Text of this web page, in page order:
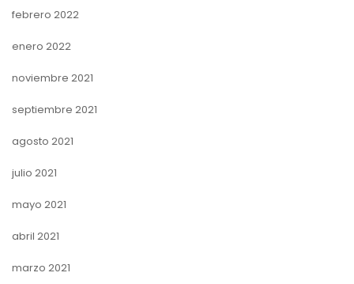
febrero 2022
enero 2022
noviembre 2021
septiembre 2021
agosto 2021
julio 2021
mayo 2021
abril 2021
marzo 2021